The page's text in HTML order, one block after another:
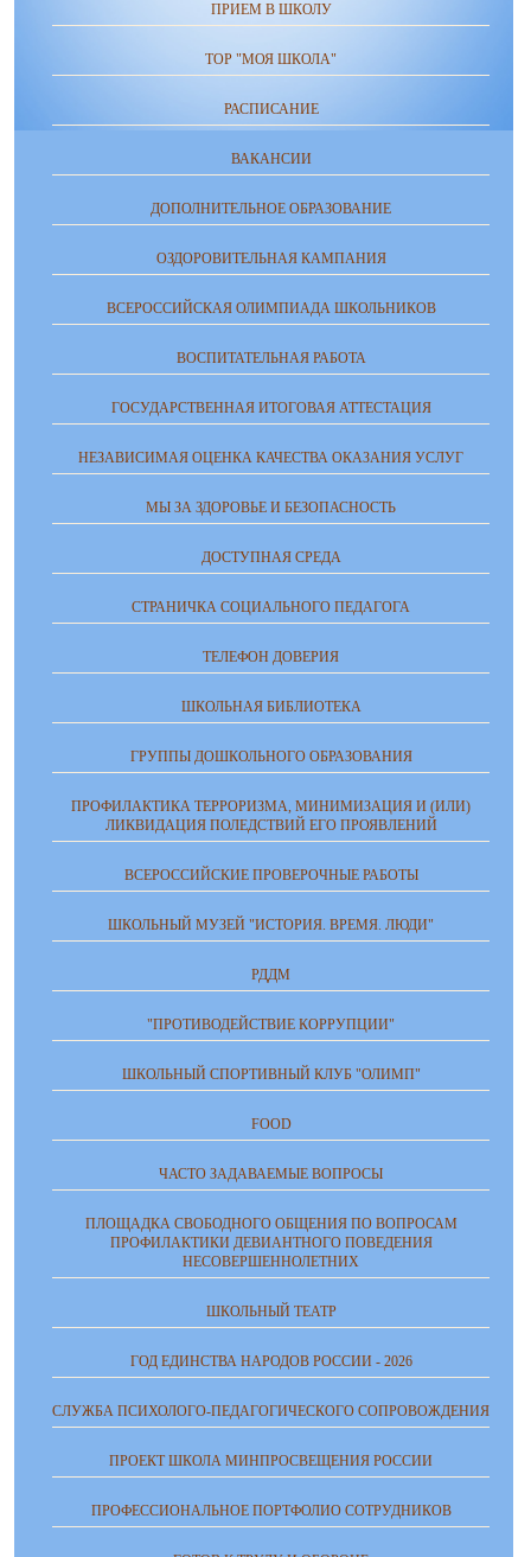
ПРИЕМ В ШКОЛУ
ТОР "МОЯ ШКОЛА"
РАСПИСАНИЕ
ВАКАНСИИ
ДОПОЛНИТЕЛЬНОЕ ОБРАЗОВАНИЕ
ОЗДОРОВИТЕЛЬНАЯ КАМПАНИЯ
ВСЕРОССИЙСКАЯ ОЛИМПИАДА ШКОЛЬНИКОВ
ВОСПИТАТЕЛЬНАЯ РАБОТА
ГОСУДАРСТВЕННАЯ ИТОГОВАЯ АТТЕСТАЦИЯ
НЕЗАВИСИМАЯ ОЦЕНКА КАЧЕСТВА ОКАЗАНИЯ УСЛУГ
МЫ ЗА ЗДОРОВЬЕ И БЕЗОПАСНОСТЬ
ДОСТУПНАЯ СРЕДА
СТРАНИЧКА СОЦИАЛЬНОГО ПЕДАГОГА
ТЕЛЕФОН ДОВЕРИЯ
ШКОЛЬНАЯ БИБЛИОТЕКА
ГРУППЫ ДОШКОЛЬНОГО ОБРАЗОВАНИЯ
ПРОФИЛАКТИКА ТЕРРОРИЗМА, МИНИМИЗАЦИЯ И (ИЛИ)
ЛИКВИДАЦИЯ ПОЛЕДСТВИЙ ЕГО ПРОЯВЛЕНИЙ
ВСЕРОССИЙСКИЕ ПРОВЕРОЧНЫЕ РАБОТЫ
ШКОЛЬНЫЙ МУЗЕЙ "ИСТОРИЯ. ВРЕМЯ. ЛЮДИ"
РДДМ
"ПРОТИВОДЕЙСТВИЕ КОРРУПЦИИ"
ШКОЛЬНЫЙ СПОРТИВНЫЙ КЛУБ "ОЛИМП"
FOOD
ЧАСТО ЗАДАВАЕМЫЕ ВОПРОСЫ
ПЛОЩАДКА СВОБОДНОГО ОБЩЕНИЯ ПО ВОПРОСАМ
ПРОФИЛАКТИКИ ДЕВИАНТНОГО ПОВЕДЕНИЯ
НЕСОВЕРШЕННОЛЕТНИХ
ШКОЛЬНЫЙ ТЕАТР
ГОД ЕДИНСТВА НАРОДОВ РОССИИ - 2026
СЛУЖБА ПСИХОЛОГО-ПЕДАГОГИЧЕСКОГО СОПРОВОЖДЕНИЯ
ПРОЕКТ ШКОЛА МИНПРОСВЕЩЕНИЯ РОССИИ
ПРОФЕССИОНАЛЬНОЕ ПОРТФОЛИО СОТРУДНИКОВ